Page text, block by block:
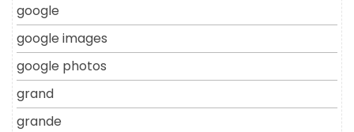
google
google images
google photos
grand
grande